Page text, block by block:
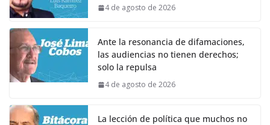
4 de agosto de 2026
Ante la resonancia de difamaciones,
las audiencias no tienen derechos;
solo la repulsa
4 de agosto de 2026
La lección de política que muchos no